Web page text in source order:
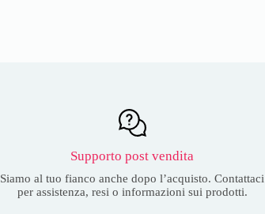
Supporto post vendita
Siamo al tuo fianco anche dopo l’acquisto. Contattaci
per assistenza, resi o informazioni sui prodotti.